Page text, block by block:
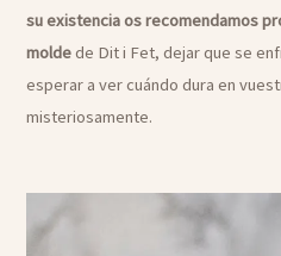
su existencia os recomendamos
moldede Dit i Fet, dejar que se
esperar a ver cuándo dura en
misteriosamente.